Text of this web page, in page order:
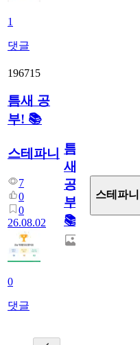
1
댓글
196715
틈새 공
부! 📚
스테파니
7
0
0
26.08.02
0
댓글
틈
새
공
부!
📚
스테파니